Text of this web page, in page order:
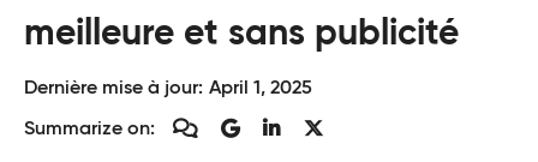
meilleure et sans publicité
Dernière mise à jour: April 1, 2025
Summarize on: